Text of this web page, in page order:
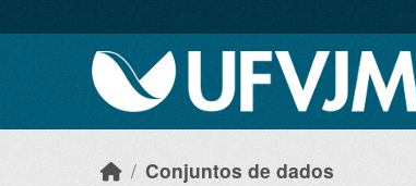
Conjuntos de dados